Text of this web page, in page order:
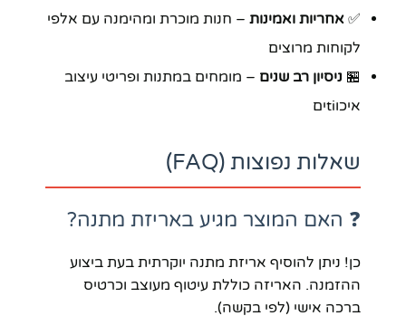
✅ אחריות ואמינות – חנות מוכרת ומהימנה עם אלפי
לקוחות מרוצים
🏪 ניסיון רב שנים – מומחים במתנות ופריטי עיצוב
איכוtiים
שאלות נפוצות (FAQ)
❓ האם המוצר מגיע באריזת מתנה?
כן! ניתן להוסיף אריזת מתנה יוקרתית בעת ביצוע
ההזמנה. האריזה כוללת עיטוף מעוצב וכרטיס
ברכה אישי (לפי בקשה).